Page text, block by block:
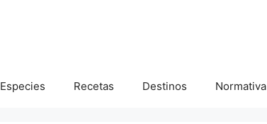
Especies Recetas Destinos Normativa